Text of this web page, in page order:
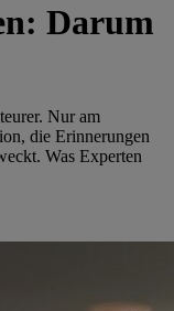
Darum
Nur am
die Erinnerungen
Was Experten